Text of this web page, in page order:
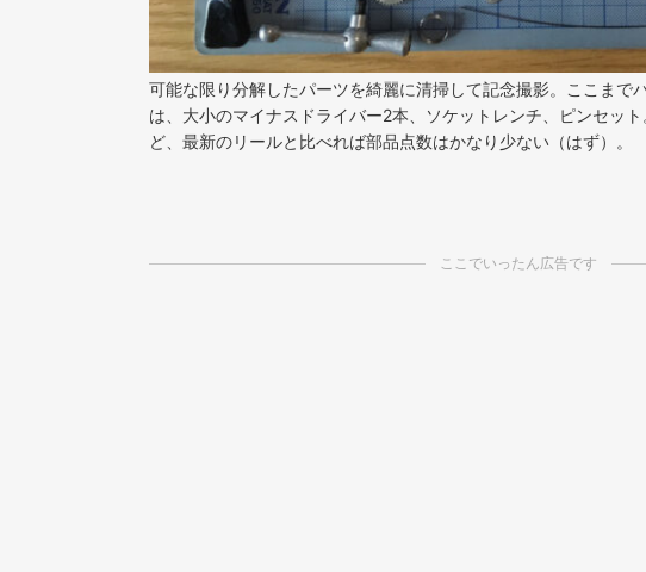
可能な限り分解したパーツを綺麗に清掃して記念撮影。ここまで
は、大小のマイナスドライバー2本、ソケットレンチ、ピンセッ
ど、最新のリールと比べれば部品点数はかなり少ない（はず）。